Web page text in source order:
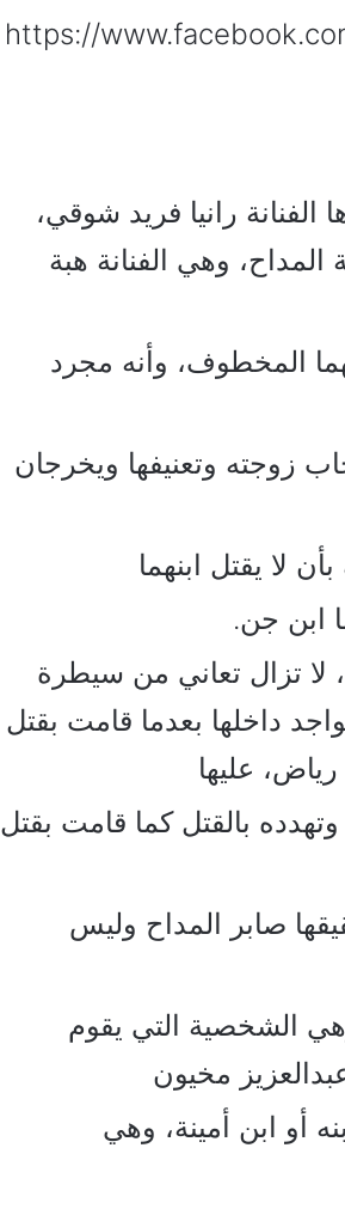
https://
رانيا فريد شوقي،
وهي الفنانة هبة
المخطوف، وأنه مجرد
زوجته وتعنيفها ويخرجان
لا يقتل ابنهما
ابن جن.
لا تزال تعاني من سيطرة
داخلها بعدما قامت بقتل
عليها
بالقتل كما قامت بقتل
صابر المداح وليس
الشخصية التي يقوم
مخيون
أو ابن أمينة، وهي